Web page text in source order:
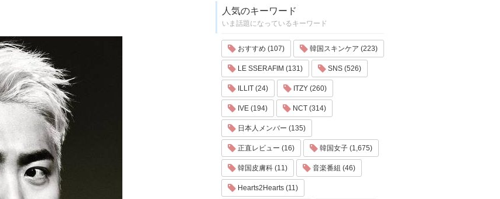
人気のキーワード
いま話題になっているキーワード
おすすめ (107) 韓国スキンケア (223)
LE SSERAFIM (131) SNS (526)
ILLIT (24) ITZY (260)
IVE (194) NCT (314)
日本人メンバー (135)
正直レビュー (16) 韓国女子 (1,675)
韓国皮膚科 (11) 音楽番組 (46)
Hearts2Hearts (11)